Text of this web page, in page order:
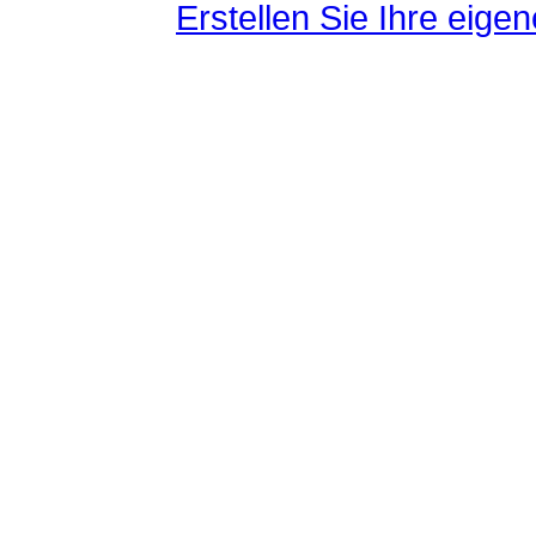
Erstellen Sie Ihre